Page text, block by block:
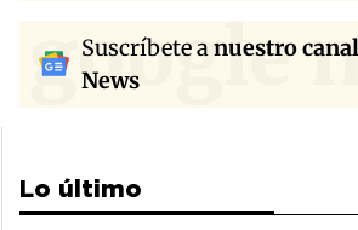
google
Suscríbete anuestro
News
Lo último